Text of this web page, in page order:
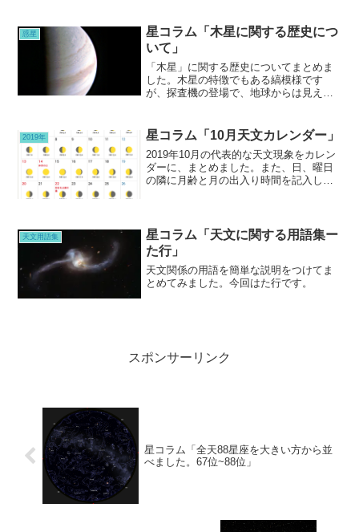
そこへ肉眼で見える星団を探すもの楽し
いので、ぜひ探してみてください。
惑星
星コラム「木星に関する歴史につ
いて」
「木星」に関する歴史についてまとめま
した。木星の特徴でもある縞模様です
が、探査機の登場で、地球からは見えな
2019年 星コラム「10月天文カレンダー」
2019年10月の代表的な天文現象をカレン
ダーに、まとめました。また、日、曜日
の隣に月齢と月の出入り時間を記入して
天文用語集
星コラム「天文に関する用語集ー
た行」
天文関係の用語を簡単な説明をつけてま
とめてみました。今回はた行です。
スポンサーリンク
星コラム「全天88星座を大きい方から並
べました。67位~88位」